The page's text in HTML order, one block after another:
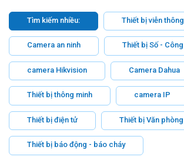
Tìm kiếm nhiều: Thiết bị viễn thông
Camera an ninh Thiết bị Số -
camera Hikvision Camera Dahua
Thiết bị thông minh camera IP
Thiết bị điện tử Thiết bị Văn
Thiết bị báo động - báo cháy